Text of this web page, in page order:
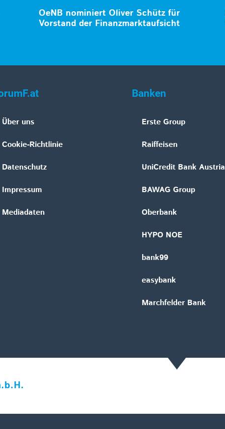
OeNB nominiert Oliver Schütz für
Vorstand der Finanzmarktaufsicht
Über uns
Cookie-Richtlinie
Datenschutz
Impressum
Mediadaten
Banken
Erste Group
Raiffeisen
UniCredit Bank Austria
BAWAG Group
Oberbank
HYPO NOE
bank99
easybank
Marchfelder Bank